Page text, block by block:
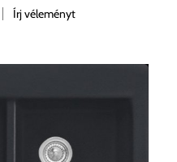
Írj véleményt